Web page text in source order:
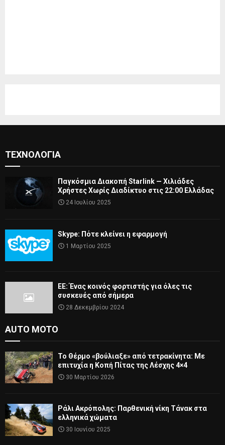
ΤΕΧΝΟΛΟΓΊΑ
Παγκόσμια Διακοπή Starlink — Χιλιάδες
Χρήστες Χωρίς Διαδίκτυο στις 22:00 Ελλάδας
24 Ιουλίου 2025
Skype: Πότε κλείνει η εφαρμογή
1 Μαρτίου 2025
ΕΕ: Ένας κοινός φορτιστής για όλες τις
συσκευές από σήμερα
28 Δεκεμβρίου 2024
AUTO MOTO
Το Θέρμο «βούλιαξε» από τετρακίνητα: Με
επιτυχία η Κοπή Πίτας της Λέσχης 4×4
30 Μαρτίου 2026
Ράλι Ακρόπολης: Παρθενική νίκη Τάνακ στα
ελληνικά χώματα
30 Ιουνίου 2025